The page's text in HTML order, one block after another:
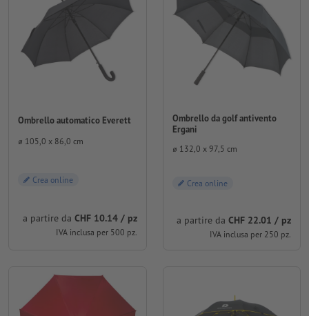
Ombrello automatico Everett
⌀ 105,0 x 86,0 cm
Crea online
a partire da CHF 10.14 / pz
IVA inclusa per 500 pz.
Ombrello da golf antivento
Ergani
⌀ 132,0 x 97,5 cm
Crea online
a partire da CHF 22.01 / pz
IVA inclusa per 250 pz.